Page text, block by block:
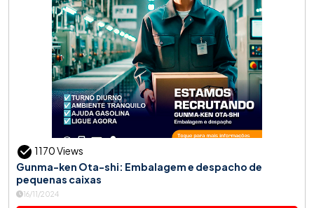
1170 Views
Gunma-ken Ota-shi: Embalagem e despacho de
pequenas caixas
16/11/2024